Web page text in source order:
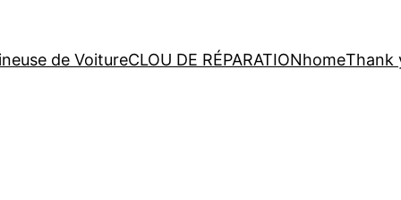
de VoitureCLOU DE RÉPARATIONhomeThank